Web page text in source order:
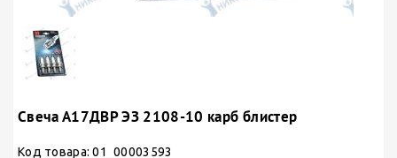
Свеча А17ДВР ЭЗ 2108-10 карб блистер
Код товара: 01_00003593